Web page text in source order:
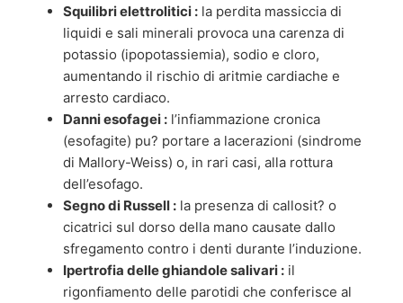
Squilibri elettrolitici : la perdita massiccia di
liquidi e sali minerali provoca una carenza di
potassio (ipopotassiemia), sodio e cloro,
aumentando il rischio di aritmie cardiache e
arresto cardiaco.
Danni esofagei : l’infiammazione cronica
(esofagite) pu? portare a lacerazioni (sindrome
di Mallory-Weiss) o, in rari casi, alla rottura
dell’esofago.
Segno di Russell : la presenza di callosit? o
cicatrici sul dorso della mano causate dallo
sfregamento contro i denti durante l’induzione.
Ipertrofia delle ghiandole salivari : il
rigonfiamento delle parotidi che conferisce al